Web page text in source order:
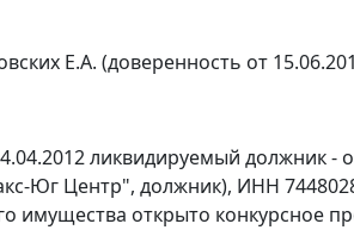
Е.А. (доверенность от
ликвидируемый должник -
Юг Центр", должник), ИНН
имущества открыто конкурсное